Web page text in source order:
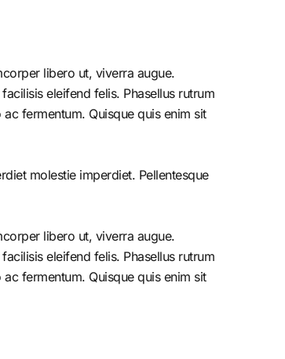
libero ut, viverra augue.
eleifend felis. Phasellus rutrum
fermentum. Quisque quis enim sit
molestie imperdiet. Pellentesque
libero ut, viverra augue.
eleifend felis. Phasellus rutrum
fermentum. Quisque quis enim sit